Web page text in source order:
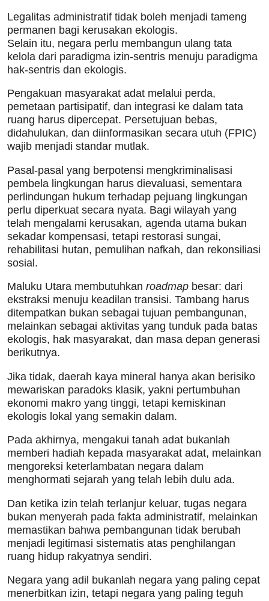
Legalitas administratif tidak boleh menjadi tameng
permanen bagi kerusakan ekologis.
Selain itu, negara perlu membangun ulang tata
kelola dari paradigma izin-sentris menuju paradigma
hak-sentris dan ekologis.
Pengakuan masyarakat adat melalui perda,
pemetaan partisipatif, dan integrasi ke dalam tata
ruang harus dipercepat. Persetujuan bebas,
didahulukan, dan diinformasikan secara utuh (FPIC)
wajib menjadi standar mutlak.
Pasal-pasal yang berpotensi mengkriminalisasi
pembela lingkungan harus dievaluasi, sementara
perlindungan hukum terhadap pejuang lingkungan
perlu diperkuat secara nyata. Bagi wilayah yang
telah mengalami kerusakan, agenda utama bukan
sekadar kompensasi, tetapi restorasi sungai,
rehabilitasi hutan, pemulihan nafkah, dan rekonsiliasi
sosial.
Maluku Utara membutuhkan roadmap besar: dari
ekstraksi menuju keadilan transisi. Tambang harus
ditempatkan bukan sebagai tujuan pembangunan,
melainkan sebagai aktivitas yang tunduk pada batas
ekologis, hak masyarakat, dan masa depan generasi
berikutnya.
Jika tidak, daerah kaya mineral hanya akan berisiko
mewariskan paradoks klasik, yakni pertumbuhan
ekonomi makro yang tinggi, tetapi kemiskinan
ekologis lokal yang semakin dalam.
Pada akhirnya, mengakui tanah adat bukanlah
memberi hadiah kepada masyarakat adat, melainkan
mengoreksi keterlambatan negara dalam
menghormati sejarah yang telah lebih dulu ada.
Dan ketika izin telah terlanjur keluar, tugas negara
bukan menyerah pada fakta administratif, melainkan
memastikan bahwa pembangunan tidak berubah
menjadi legitimasi sistematis atas penghilangan
ruang hidup rakyatnya sendiri.
Negara yang adil bukanlah negara yang paling cepat
menerbitkan izin, tetapi negara yang paling teguh